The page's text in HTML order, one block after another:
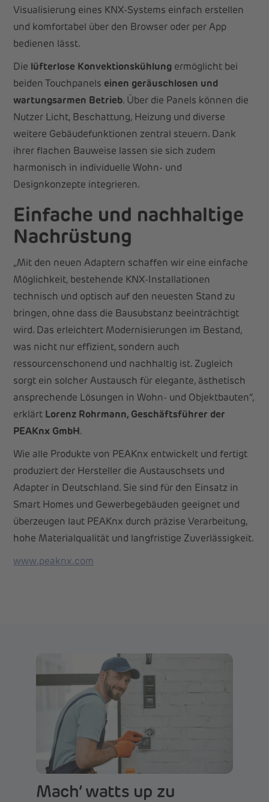
Visualisierung eines KNX-Systems einfach erstellen
und komfortabel über den Browser oder per App
bedienen lässt.
Die lüfterlose Konvektionskühlung ermöglicht bei
beiden Touchpanels einen geräuschlosen und
wartungsarmen Betrieb. Über die Panels können die
Nutzer Licht, Beschattung, Heizung und diverse
weitere Gebäudefunktionen zentral steuern. Dank
ihrer flachen Bauweise lassen sie sich zudem
harmonisch in individuelle Wohn- und
Designkonzepte integrieren.
Einfache und nachhaltige
Nachrüstung
„Mit den neuen Adaptern schaffen wir eine einfache
Möglichkeit, bestehende KNX-Installationen
technisch und optisch auf den neuesten Stand zu
bringen, ohne dass die Bausubstanz beeinträchtigt
wird. Das erleichtert Modernisierungen im Bestand,
was nicht nur effizient, sondern auch
ressourcenschonend und nachhaltig ist. Zugleich
sorgt ein solcher Austausch für elegante, ästhetisch
ansprechende Lösungen in Wohn- und Objektbauten“,
erklärt Lorenz Rohrmann, Geschäftsführer der
PEAKnx GmbH.
Wie alle Produkte von PEAKnx entwickelt und fertigt
produziert der Hersteller die Austauschsets und
Adapter in Deutschland. Sie sind für den Einsatz in
Smart Homes und Gewerbegebäuden geeignet und
überzeugen laut PEAKnx durch präzise Verarbeitung,
hohe Materialqualität und langfristige Zuverlässigkeit.
www.peaknx.com
Mach‘ watts up zu